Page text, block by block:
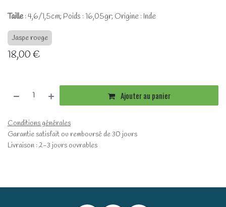
Taille : 4,6/1,5cm; Poids : 16,05gr; Origine : Inde
Jaspe rouge
18,00€
Ajouter au panier
Conditions générales
Garantie satisfait ou remboursé de 30 jours
Livraison : 2-3 jours ouvrables